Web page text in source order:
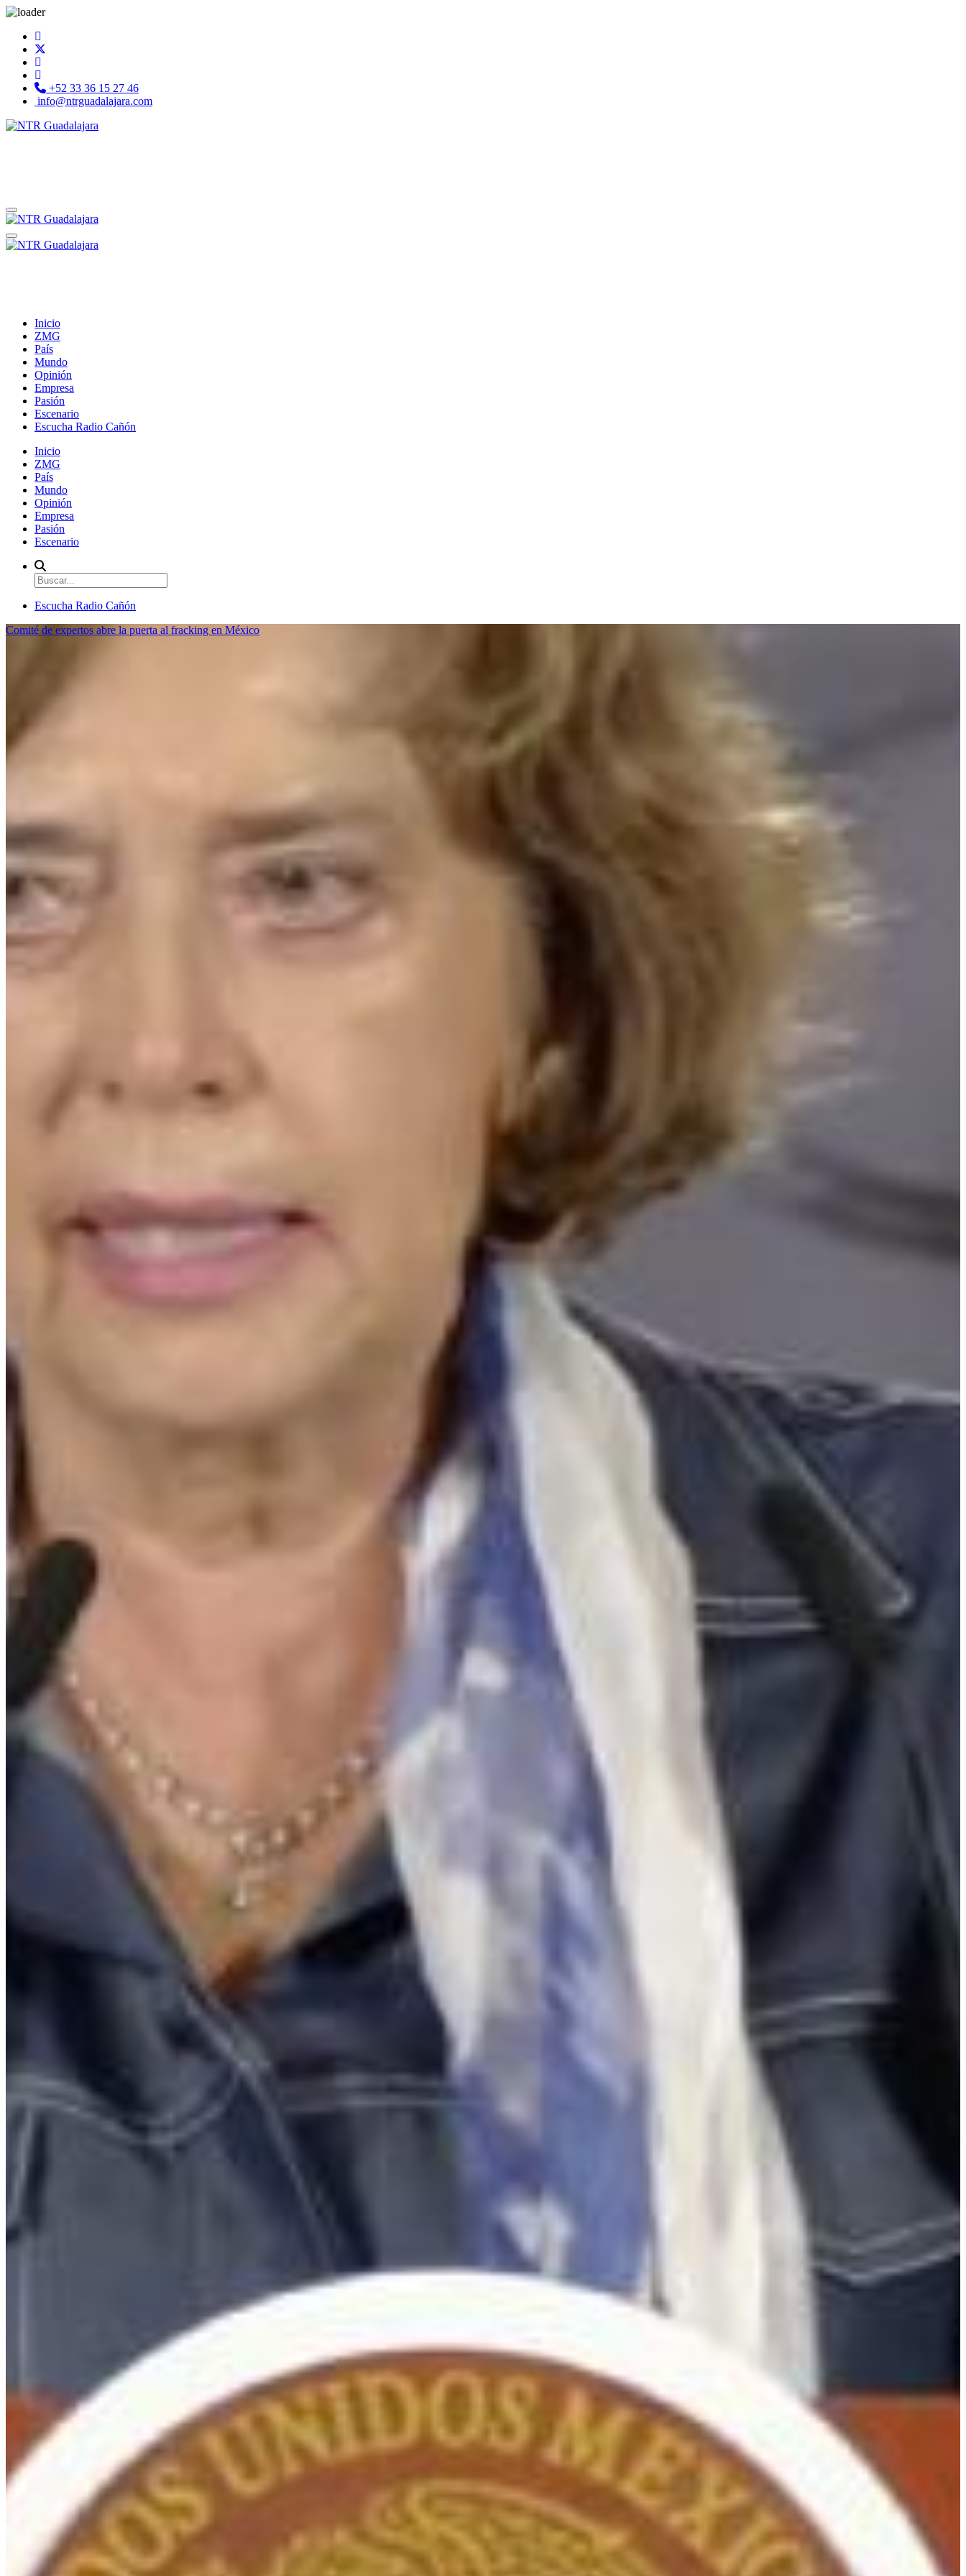
+52 33 36 15 27 46
info@ntrguadalajara.com
Inicio
ZMG
País
Mundo
Opinión
Empresa
Pasión
Escenario
Escucha Radio Cañón
Inicio
ZMG
País
Mundo
Opinión
Empresa
Pasión
Escenario
Escucha Radio Cañón
Comité de expertos abre la puerta al fracking en México